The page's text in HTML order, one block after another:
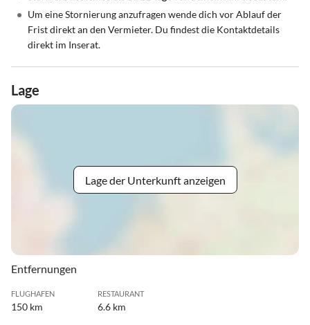
• Um eine Stornierung anzufragen wende dich vor Ablauf der
Frist direkt an den Vermieter. Du findest die Kontaktdetails
direkt im Inserat.
Lage
Lage der Unterkunft anzeigen
Entfernungen
FLUGHAFEN
150 km
RESTAURANT
6.6 km